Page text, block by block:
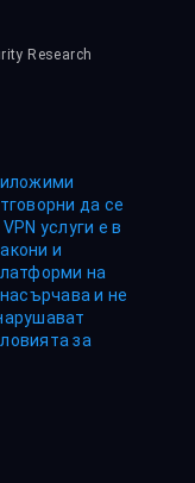
Research
да се
услуги е в
и
на
и не
за